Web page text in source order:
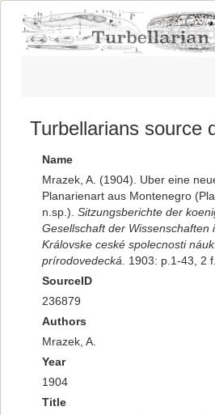
Turbellarians source
Name
Mrazek, A. (1904). Uber eine
Planarienart aus Montenegro
n.sp.). Sitzungsberichte der
Gesellschaft der Wissenschaften
Královske ceské spolecnosti
prírodovedecká.
1903: p.1-43, 2
SourceID
236879
Authors
Mrazek, A.
Year
1904
Title